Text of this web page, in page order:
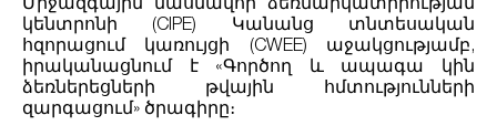
կենտրոնի (CIPE) Կանանց տնտեսական
հզորացում կառույցի (CWEE) աջակցությամբ,
իրականացնում է «Գործող և ապագա կին
ձեռներեցների թվային հմտությունների
զարգացում» ծրագիրը։